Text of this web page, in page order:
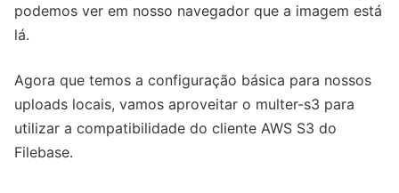
podemos ver em nosso navegador que a imagem está
lá.
Agora que temos a configuração básica para nossos
uploads locais, vamos aproveitar o multer-s3 para
utilizar a compatibilidade do cliente AWS S3 do
Filebase.